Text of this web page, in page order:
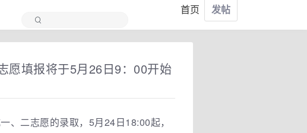
首页 发帖
愿填报将于5月26日9：00开始
、二志愿的录取，5月24日18:00起，